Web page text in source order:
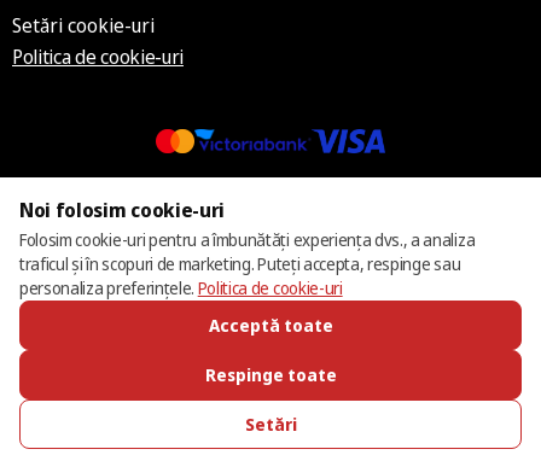
Setări cookie-uri
Politica de cookie-uri
© 2013 – 2026 ECOM
SUNĂ-NE FAVORITE CATALOG AUTENTIFICARE
Noi folosim cookie-uri
Folosim cookie-uri pentru a îmbunătăți experiența dvs., a analiza
traficul și în scopuri de marketing. Puteți accepta, respinge sau
personaliza preferințele. Politica de cookie-uri
Acceptă toate
Respinge toate
Setări